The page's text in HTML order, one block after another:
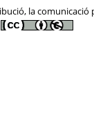
la comunicació